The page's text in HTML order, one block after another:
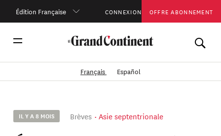
Édition Française CONNEXION OFFRE ABONNEMENT
Français Español
IL Y A 8 MOIS Brèves Asie septentrionale